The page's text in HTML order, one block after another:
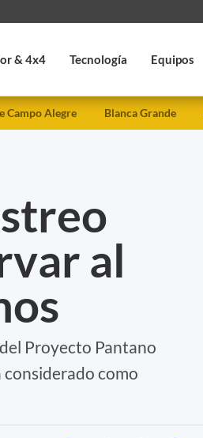
& 4x4 Tecnología Equipos
Campo Alegre Blanca Grande
al
Proyecto Pantano
considerado como